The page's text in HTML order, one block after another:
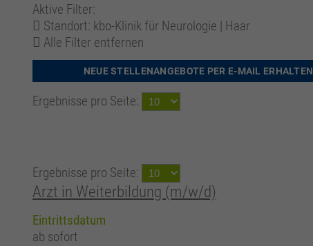
Aktive Filter:
Standort: kbo-Klinik für Neurologie | Haar
Alle Filter entfernen
NEUE STELLENANGEBOTE PER E-MAIL ERHALTEN
Ergebnisse pro Seite:
Ergebnisse pro Seite:
Arzt in Weiterbildung (m/w/d)
Eintrittsdatum
ab sofort